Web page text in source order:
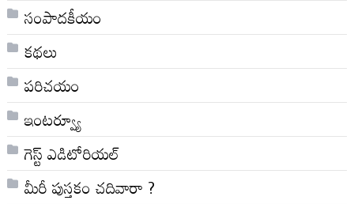
సంపాదకీయం
కథలు
పరిచయం
ఇంటర్వ్యూ
గెస్ట్ ఎడిటోరియల్
మీరీ పుస్తకం చదివారా ?